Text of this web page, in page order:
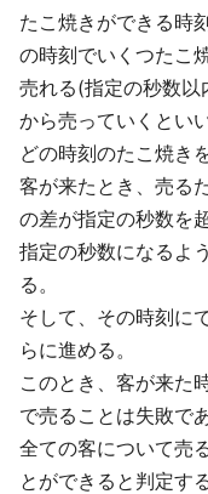
たこ焼きができる時
の時刻でいくつたこ
売れる(指定の秒数
から売っていくとい
どの時刻のたこ焼き
客が来たとき、売る
の差が指定の秒数を
指定の秒数になるよ
る。
そして、その時刻に
らに進める。
このとき、客が来た
で売ることは失敗であ
全ての客について売
とができると判定する